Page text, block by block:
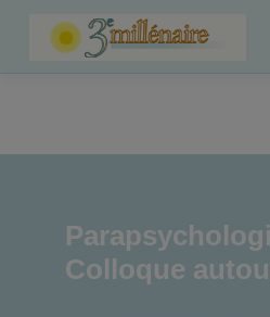
Colloque